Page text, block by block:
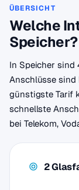
ÜBERSICHT
Welche
Speicher?
In Speicher sind
Anschlüsse sind
günstigste Tarif
schnellste
bei Telekom,
2